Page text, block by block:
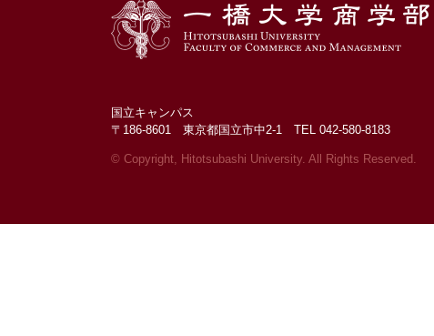
国立キャンパス
〒186-8601 東京都国立市中2-1 TEL 042-580-8183
© Copyright, Hitotsubashi University. All Rights Reserved.